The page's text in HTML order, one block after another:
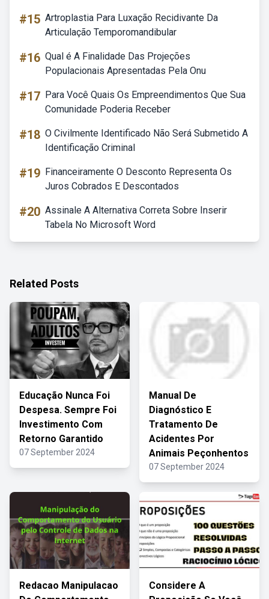
#15 Artroplastia Para Luxação Recidivante Da
Articulação Temporomandibular
#16 Qual é A Finalidade Das Projeções
Populacionais Apresentadas Pela Onu
#17 Para Você Quais Os Empreendimentos Que Sua
Comunidade Poderia Receber
#18 O Civilmente Identificado Não Será Submetido A
Identificação Criminal
#19 Financeiramente O Desconto Representa Os
Juros Cobrados E Descontados
#20 Assinale A Alternativa Correta Sobre Inserir
Tabela No Microsoft Word
Related Posts
Educação Nunca Foi
Despesa. Sempre Foi
Investimento Com
Retorno Garantido
07 September 2024
Manual De
Diagnóstico E
Tratamento De
Acidentes Por
Animais Peçonhentos
07 September 2024
Redacao Manipulacao
Considere A